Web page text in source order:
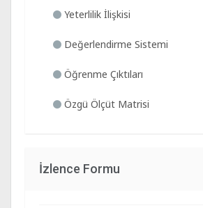
Yeterlilik İlişkisi
Değerlendirme Sistemi
Öğrenme Çıktıları
Özgü Ölçüt Matrisi
İzlence Formu